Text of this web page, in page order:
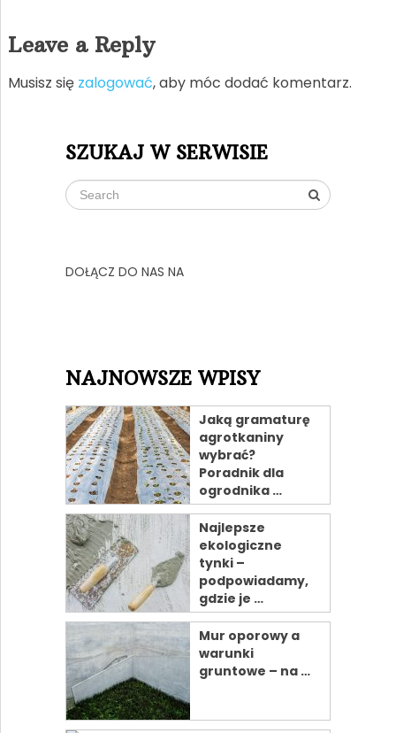
Leave a Reply
Musisz się zalogować, aby móc dodać komentarz.
SZUKAJ W SERWISIE
DOŁĄCZ DO NAS NA
NAJNOWSZE WPISY
Jaką gramaturę
agrotkaniny
wybrać?
Poradnik dla
ogrodnika …
Najlepsze
ekologiczne
tynki –
podpowiadamy,
gdzie je …
Mur oporowy a
warunki
gruntowe – na …